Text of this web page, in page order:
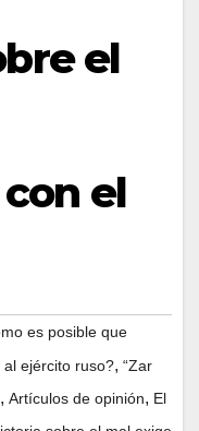
el
el
es posible que
ejército ruso?, “Zar
, Artículos de opinión, El